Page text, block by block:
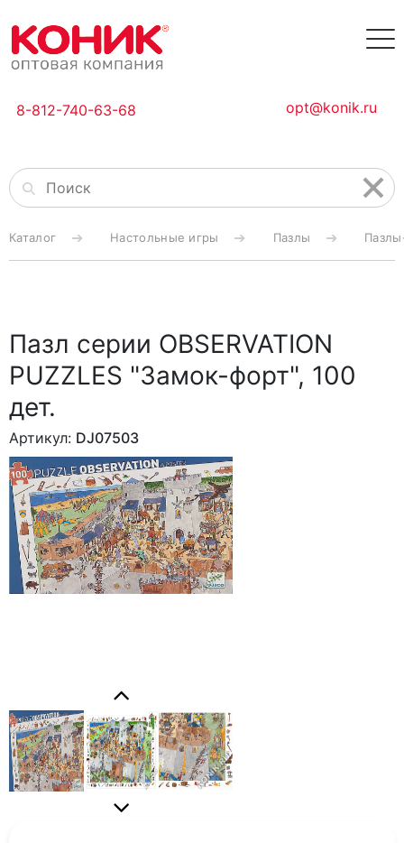
8-812-740-63-68 opt@konik.ru
Каталог Настольные игры Пазлы
Пазл серии OBSERVATION
PUZZLES "Замок-форт", 100
дет.
Артикул: DJ07503